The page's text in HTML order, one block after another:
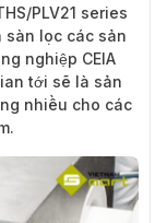
PLV21 series
sàn lọc các sản
nghiệp CEIA
tới sẽ là sản
nhiều cho các